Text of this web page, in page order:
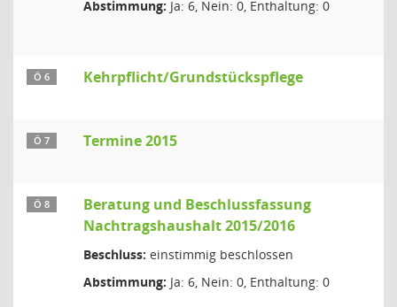
Abstimmung: Ja: 6, Nein: 0, Enthaltung: 0
Ö 6 Kehrpflicht/Grundstückspflege
Ö 7 Termine 2015
Ö 8
Beratung und Beschlussfassung
Nachtragshaushalt 2015/2016
Beschluss: einstimmig beschlossen
Abstimmung: Ja: 6, Nein: 0, Enthaltung: 0